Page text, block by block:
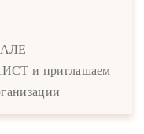
и приглашаем